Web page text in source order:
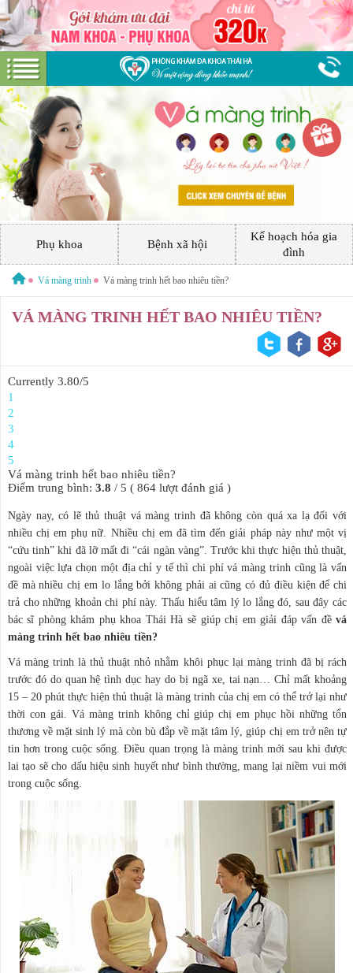
Hotline:0379 544 317 Miễn phí tư vấn
GIỚI THIỆU CƠ SỞ VẬT CHẤT
GÓI DỊCH VỤ
PHỤ KHOA
KẾ HOẠCH HÓA
BỆNH HẬU MÔN
Phụ khoa Bệnh xã hội
Kế hoạch hóa gia
đình
Vá màng trinh Vá màng trinh hết bao nhiêu tiền?
VÁ MÀNG TRINH HẾT BAO NHIÊU TIỀN?
Currently 3.80/5
1
2
3
4
5
Vá màng trinh hết bao nhiêu tiền?
Điểm trung bình: 3.8 / 5 ( 864lượt đánh giá )
Ngày nay, có lẽ thủ thuật vá màng trinh đã không còn quá xa lạ đối với
nhiều chị em phụ nữ. Nhiều chị em đã tìm đến giải pháp này như một vị
“cứu tinh” khi đã lỡ mất đi “cái ngàn vàng”. Trước khi thực hiện thủ thuật,
ngoài việc lựa chọn một địa chỉ y tế thì chi phí vá màng trinh cũng là vấn
đề mà nhiều chị em lo lắng bởi không phải ai cũng có đủ điều kiện để chi
trả cho những khoản chi phí này. Thấu hiểu tâm lý lo lắng đó, sau đây các
bác sĩ phòng khám phụ khoa Thái Hà sẽ giúp chị em giải đáp vấn đềvá
màng trinh hết bao nhiêu tiền?
Vá màng trinh là thủ thuật nhỏ nhằm khôi phục lại màng trinh đã bị rách
trước đó do quan hệ tình dục hay do bị ngã xe, tai nạn… Chỉ mất khoảng
15 – 20 phút thực hiện thủ thuật là màng trinh của chị em có thể trở lại như
thời con gái. Vá màng trinh không chỉ giúp chị em phục hồi những tổn
thương về mặt sinh lý mà còn bù đắp về mặt tâm lý, giúp chị em trở nên tự
tin hơn trong cuộc sống. Điều quan trọng là màng trinh mới sau khi được
lai tạo sẽ cho dấu hiệu sinh huyết như bình thường, mang lại niềm vui mới
trong cuộc sống.